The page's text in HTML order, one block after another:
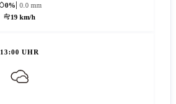
0%
0.0 mm
19 km/h
13:00 UHR